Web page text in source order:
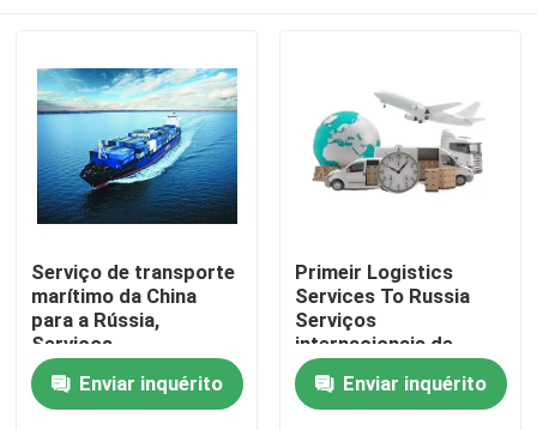
Serviço de transporte
marítimo da China
para a Rússia,
Serviços
internacionais de
transporte de
mercadorias na China
Enviar inquérito
Primeir Logistics
Services To Russia
Serviços
internacionais de
transporte de
mercadorias
Enviar inquérito